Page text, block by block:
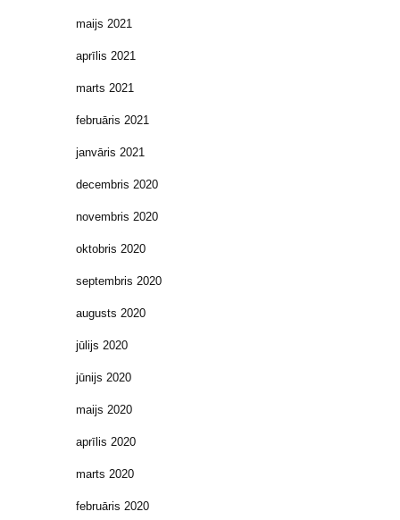
maijs 2021
aprīlis 2021
marts 2021
februāris 2021
janvāris 2021
decembris 2020
novembris 2020
oktobris 2020
septembris 2020
augusts 2020
jūlijs 2020
jūnijs 2020
maijs 2020
aprīlis 2020
marts 2020
februāris 2020